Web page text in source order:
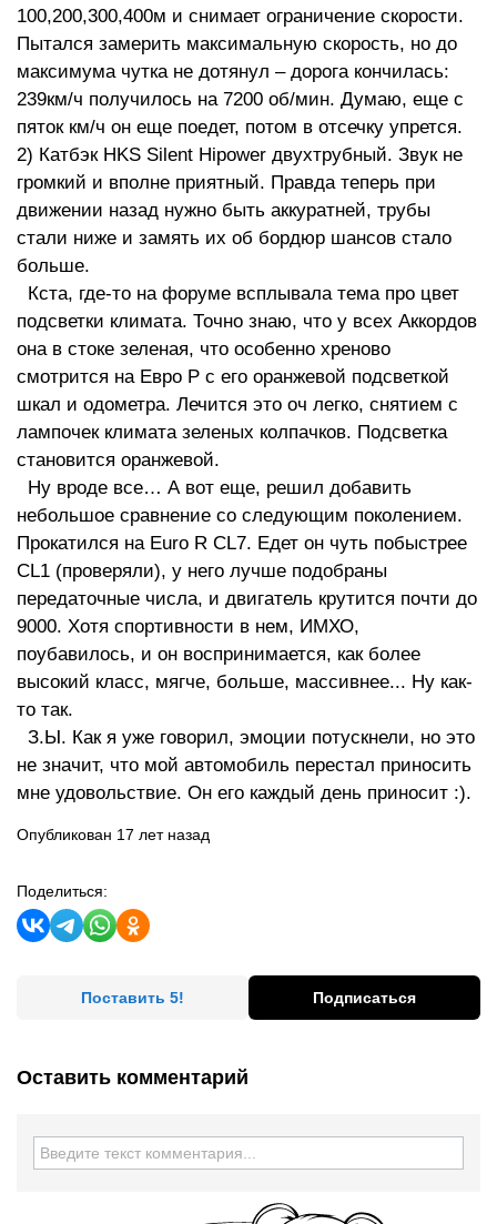
100,200,300,400м и снимает ограничение скорости.
Пытался замерить максимальную скорость, но до
максимума чутка не дотянул – дорога кончилась:
239км/ч получилось на 7200 об/мин. Думаю, еще с
пяток км/ч он еще поедет, потом в отсечку упрется.
2) Катбэк HKS Silent Hipower двухтрубный. Звук не
громкий и вполне приятный. Правда теперь при
движении назад нужно быть аккуратней, трубы
стали ниже и замять их об бордюр шансов стало
больше.
Кста, где-то на форуме всплывала тема про цвет
подсветки климата. Точно знаю, что у всех Аккордов
она в стоке зеленая, что особенно хреново
смотрится на Евро Р с его оранжевой подсветкой
шкал и одометра. Лечится это оч легко, снятием с
лампочек климата зеленых колпачков. Подсветка
становится оранжевой.
Ну вроде все… А вот еще, решил добавить
небольшое сравнение со следующим поколением.
Прокатился на Euro R CL7. Едет он чуть побыстрее
СL1 (проверяли), у него лучше подобраны
передаточные числа, и двигатель крутится почти до
9000. Хотя спортивности в нем, ИМХО,
поубавилось, и он воспринимается, как более
высокий класс, мягче, больше, массивнее... Ну как-
то так.
З.Ы. Как я уже говорил, эмоции потускнели, но это
не значит, что мой автомобиль перестал приносить
мне удовольствие. Он его каждый день приносит :).
Опубликован 17 лет назад
Поделиться:
Поставить 5! Подписаться
Оставить комментарий